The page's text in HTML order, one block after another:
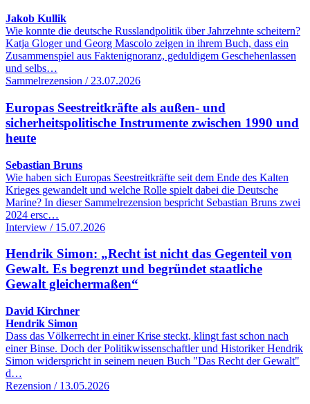
Jakob Kullik
Wie konnte die deutsche Russlandpolitik über Jahrzehnte scheitern?
Katja Gloger und Georg Mascolo zeigen in ihrem Buch, dass ein
Zusammenspiel aus Faktenignoranz, geduldigem Geschehenlassen
und selbs…
Sammelrezension / 23.07.2026
Europas Seestreitkräfte als außen- und
sicherheitspolitische Instrumente zwischen 1990 und
heute
Sebastian Bruns
Wie haben sich Europas Seestreitkräfte seit dem Ende des Kalten
Krieges gewandelt und welche Rolle spielt dabei die Deutsche
Marine? In dieser Sammelrezension bespricht Sebastian Bruns zwei
2024 ersc…
Interview / 15.07.2026
Hendrik Simon: „Recht ist nicht das Gegenteil von
Gewalt. Es begrenzt und begründet staatliche
Gewalt gleichermaßen“
David Kirchner
Hendrik Simon
Dass das Völkerrecht in einer Krise steckt, klingt fast schon nach
einer Binse. Doch der Politikwissenschaftler und Historiker Hendrik
Simon widerspricht in seinem neuen Buch "Das Recht der Gewalt"
d…
Rezension / 13.05.2026